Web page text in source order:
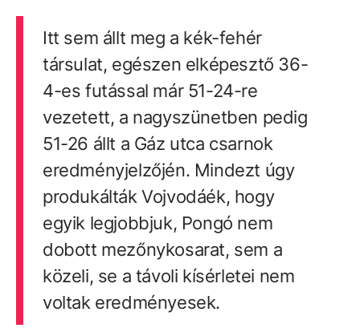
Itt sem állt meg a kék-fehér
társulat, egészen elképesztő 36-
4-es futással már 51-24-re
vezetett, a nagyszünetben pedig
51-26 állt a Gáz utca csarnok
eredményjelzőjén. Mindezt úgy
produkálták Vojvodáék, hogy
egyik legjobbjuk, Pongó nem
dobott mezőnykosarat, sem a
közeli, se a távoli kísérletei nem
voltak eredményesek.